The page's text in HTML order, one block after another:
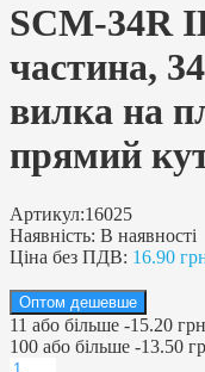
SCM-34R
частина,
вилка на
прямий
Артикул:16025
Наявність: В наявності
Ціна без ПДВ: 16.90
Оптом дешевше
11 або більше -15.20 грн
100 або більше -13.50